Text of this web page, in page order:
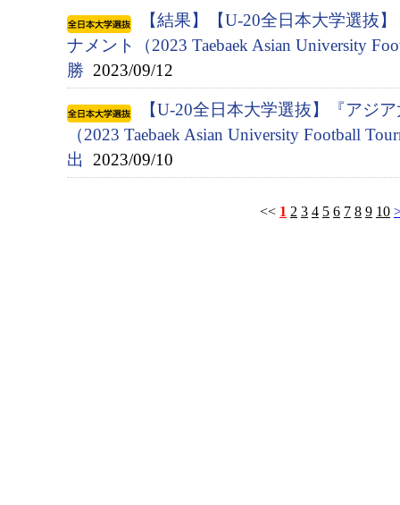
【結果】【U-20全日本大学選抜
ナメント（2023 Taebaek Asian University
勝 2023/09/12
【U-20全日本大学選抜】『アジ
（2023 Taebaek Asian University Football
出
2023/09/10
<< 1 2 3 4 5 6 7 8 9 10